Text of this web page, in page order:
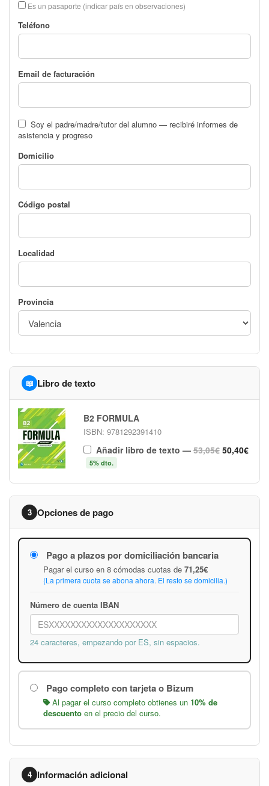
Es un pasaporte (indicar país en observaciones)
Teléfono
Email de facturación
Soy el padre/madre/tutor del alumno — recibiré informes de
asistencia y progreso
Domicilio
Código postal
Localidad
Provincia
📖 Libro de texto
B2 FORMULA
ISBN: 9781292391410
Añadir libro de texto — 53,05€ 50,40€
5% dto.
3 Opciones de pago
Pago a plazos por domiciliación bancaria
Pagar el curso en 8 cómodas cuotas de 71,25€
(La primera cuota se abona ahora. El resto se domicilia.)
Número de cuenta IBAN
24 caracteres, empezando por ES, sin espacios.
Pago completo con tarjeta o Bizum
Al pagar el curso completo obtienes un 10% de
descuento en el precio del curso.
4 Información adicional